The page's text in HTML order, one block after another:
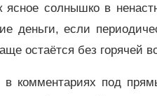
солнышко в
деньги, если
остаётся без
в комментариях под